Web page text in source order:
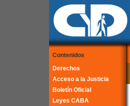
Contenidos
Derechos
Acceso a la Justicia
Boletín Oficial
Leyes CABA